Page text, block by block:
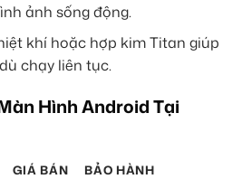
ảnh sống động.
khí hoặc hợp kim Titan giúp
chạy liên tục.
Hình Android Tại
GIÁ BÁN BẢO HÀNH